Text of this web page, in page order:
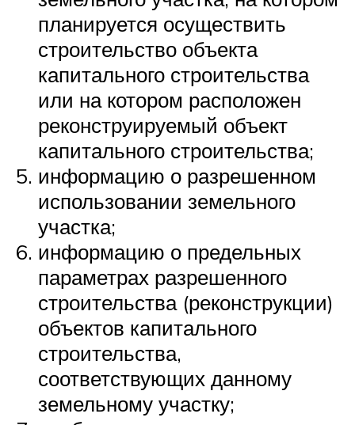
планируется осуществить
строительство объекта
капитального строительства
или на котором расположен
реконструируемый объект
капитального строительства;
информацию о разрешенном
использовании земельного
участка;
информацию о предельных
параметрах разрешенного
строительства (реконструкции)
объектов капитального
строительства,
соответствующих данному
земельному участку;